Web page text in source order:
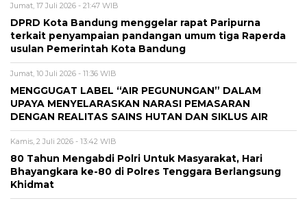
Jumat, 17 Juli 2026 - 21:47 WIB
DPRD Kota Bandung menggelar rapat Paripurna
terkait penyampaian pandangan umum tiga Raperda
usulan Pemerintah Kota Bandung
Jumat, 10 Juli 2026 - 11:36 WIB
MENGGUGAT LABEL “AIR PEGUNUNGAN” DALAM
UPAYA MENYELARASKAN NARASI PEMASARAN
DENGAN REALITAS SAINS HUTAN DAN SIKLUS AIR
Kamis, 2 Juli 2026 - 13:42 WIB
80 Tahun Mengabdi Polri Untuk Masyarakat, Hari
Bhayangkara ke-80 di Polres Tenggara Berlangsung
Khidmat